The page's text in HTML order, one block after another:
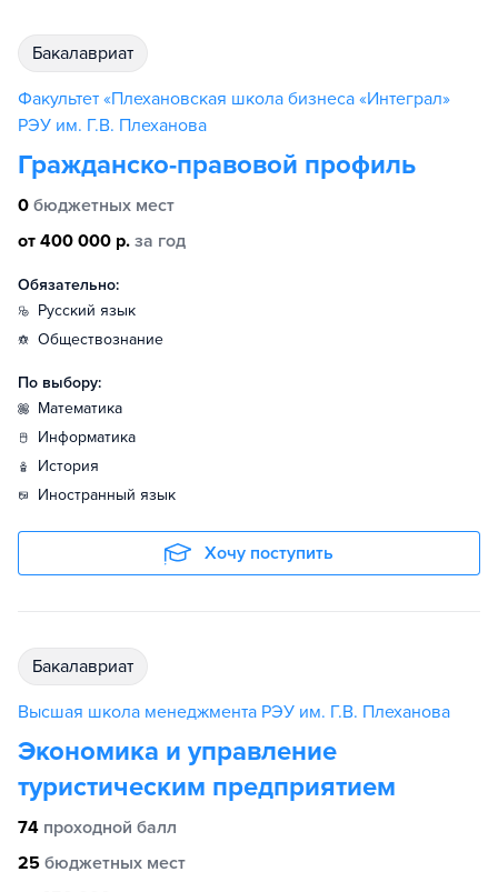
бакалавриат
Факультет «Плехановская школа бизнеса «Интеграл»
РЭУ им. Г.В. Плеханова
Гражданско-правовой профиль
0 бюджетных мест
от 400 000 р. за год
Обязательно:
русский язык
обществознание
По выбору:
математика
информатика
история
иностранный язык
Хочу поступить
бакалавриат
Высшая школа менеджмента РЭУ им. Г.В. Плеханова
Экономика и управление
туристическим предприятием
74 проходной балл
25 бюджетных мест